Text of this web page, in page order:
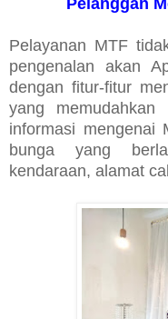
Pelayanan MTF
pengenalan akan
dengan fitur-fitur
yang memudahkan
informasi mengenai
bunga yang
kendaraan, alamat